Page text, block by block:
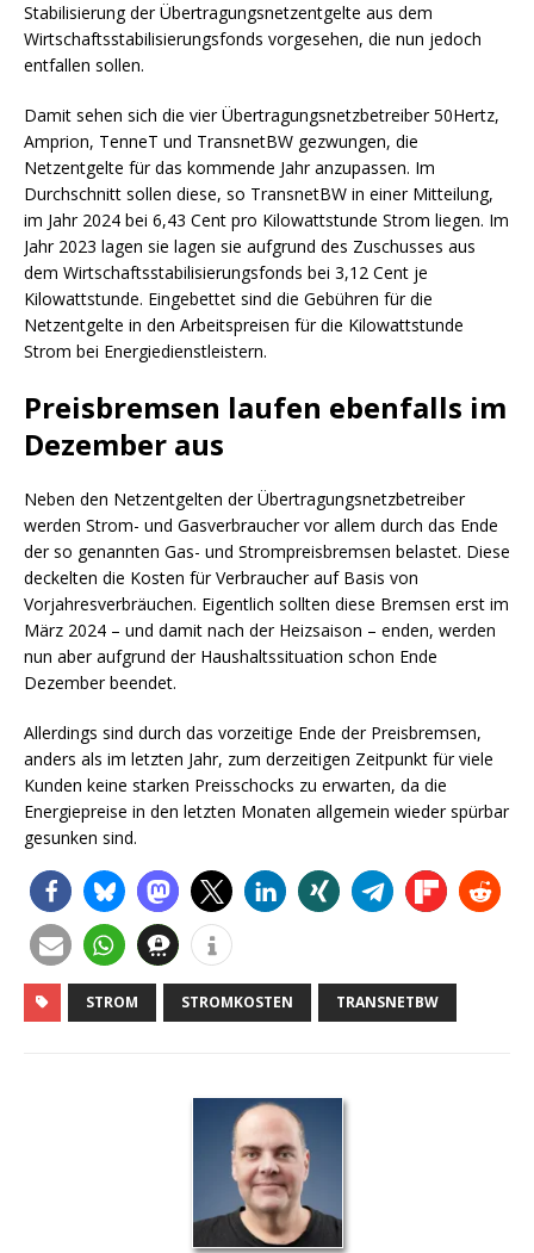
Stabilisierung der Übertragungsnetzentgelte aus dem
Wirtschaftsstabilisierungsfonds vorgesehen, die nun jedoch
entfallen sollen.
Damit sehen sich die vier Übertragungsnetzbetreiber 50Hertz,
Amprion, TenneT und TransnetBW gezwungen, die
Netzentgelte für das kommende Jahr anzupassen. Im
Durchschnitt sollen diese, so TransnetBW in einer Mitteilung,
im Jahr 2024 bei 6,43 Cent pro Kilowattstunde Strom liegen. Im
Jahr 2023 lagen sie lagen sie aufgrund des Zuschusses aus
dem Wirtschaftsstabilisierungsfonds bei 3,12 Cent je
Kilowattstunde. Eingebettet sind die Gebühren für die
Netzentgelte in den Arbeitspreisen für die Kilowattstunde
Strom bei Energiedienstleistern.
Preisbremsen laufen ebenfalls im
Dezember aus
Neben den Netzentgelten der Übertragungsnetzbetreiber
werden Strom- und Gasverbraucher vor allem durch das Ende
der so genannten Gas- und Strompreisbremsen belastet. Diese
deckelten die Kosten für Verbraucher auf Basis von
Vorjahresverbräuchen. Eigentlich sollten diese Bremsen erst im
März 2024 – und damit nach der Heizsaison – enden, werden
nun aber aufgrund der Haushaltssituation schon Ende
Dezember beendet.
Allerdings sind durch das vorzeitige Ende der Preisbremsen,
anders als im letzten Jahr, zum derzeitigen Zeitpunkt für viele
Kunden keine starken Preisschocks zu erwarten, da die
Energiepreise in den letzten Monaten allgemein wieder spürbar
gesunken sind.
STROM STROMKOSTEN TRANSNETBW